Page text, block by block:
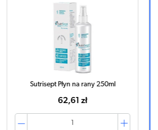
Sutrisept Płyn na rany 250ml